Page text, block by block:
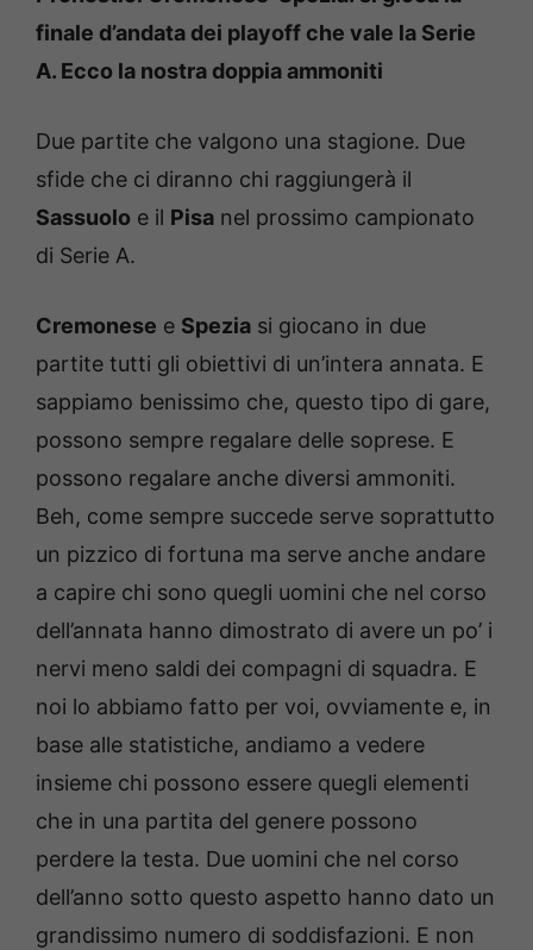
finale d’andata dei playoff che vale la Serie
A. Ecco la nostra doppia ammoniti
Due partite che valgono una stagione. Due
sfide che ci diranno chi raggiungerà il
Sassuolo e il Pisa nel prossimo campionato
di Serie A.
Cremonese e Spezia si giocano in due
partite tutti gli obiettivi di un’intera annata. E
sappiamo benissimo che, questo tipo di gare,
possono sempre regalare delle soprese. E
possono regalare anche diversi ammoniti.
Beh, come sempre succede serve soprattutto
un pizzico di fortuna ma serve anche andare
a capire chi sono quegli uomini che nel corso
dell’annata hanno dimostrato di avere un po’ i
nervi meno saldi dei compagni di squadra. E
noi lo abbiamo fatto per voi, ovviamente e, in
base alle statistiche, andiamo a vedere
insieme chi possono essere quegli elementi
che in una partita del genere possono
perdere la testa. Due uomini che nel corso
dell’anno sotto questo aspetto hanno dato un
grandissimo numero di soddisfazioni. E non